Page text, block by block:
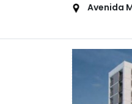
Avenida